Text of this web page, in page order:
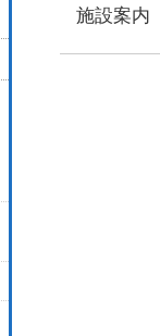
施設案内